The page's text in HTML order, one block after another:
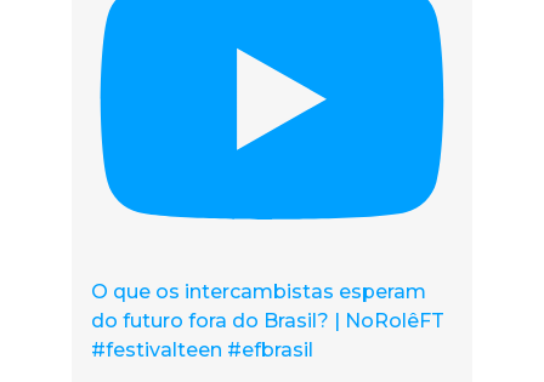
O que os intercambistas esperam
do futuro fora do Brasil? | NoRolêFT
#festivalteen #efbrasil